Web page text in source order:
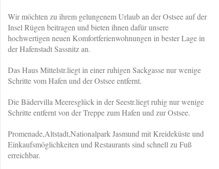
Wir möchten zu ihrem gelungenem Urlaub an der Ostsee auf der
Insel Rügen beitragen und bieten ihnen dafür unsere
hochwertigen neuen Komfortferienwohnungen in bester Lage in
der Hafenstadt Sassnitz an.
Das Haus Mittelstr.liegt in einer ruhigen Sackgasse nur wenige
Schritte vom Hafen und der Ostsee entfernt.
Die Bädervilla Meeresglück in der Seestr.liegt ruhig nur wenige
Schritte entfernt von der Treppe zum Hafen und zur Ostsee.
Promenade,Altstadt,Nationalpark Jasmund mit Kreideküste und
Einkaufsmöglichkeiten und Restaurants sind schnell zu Fuß
erreichbar.